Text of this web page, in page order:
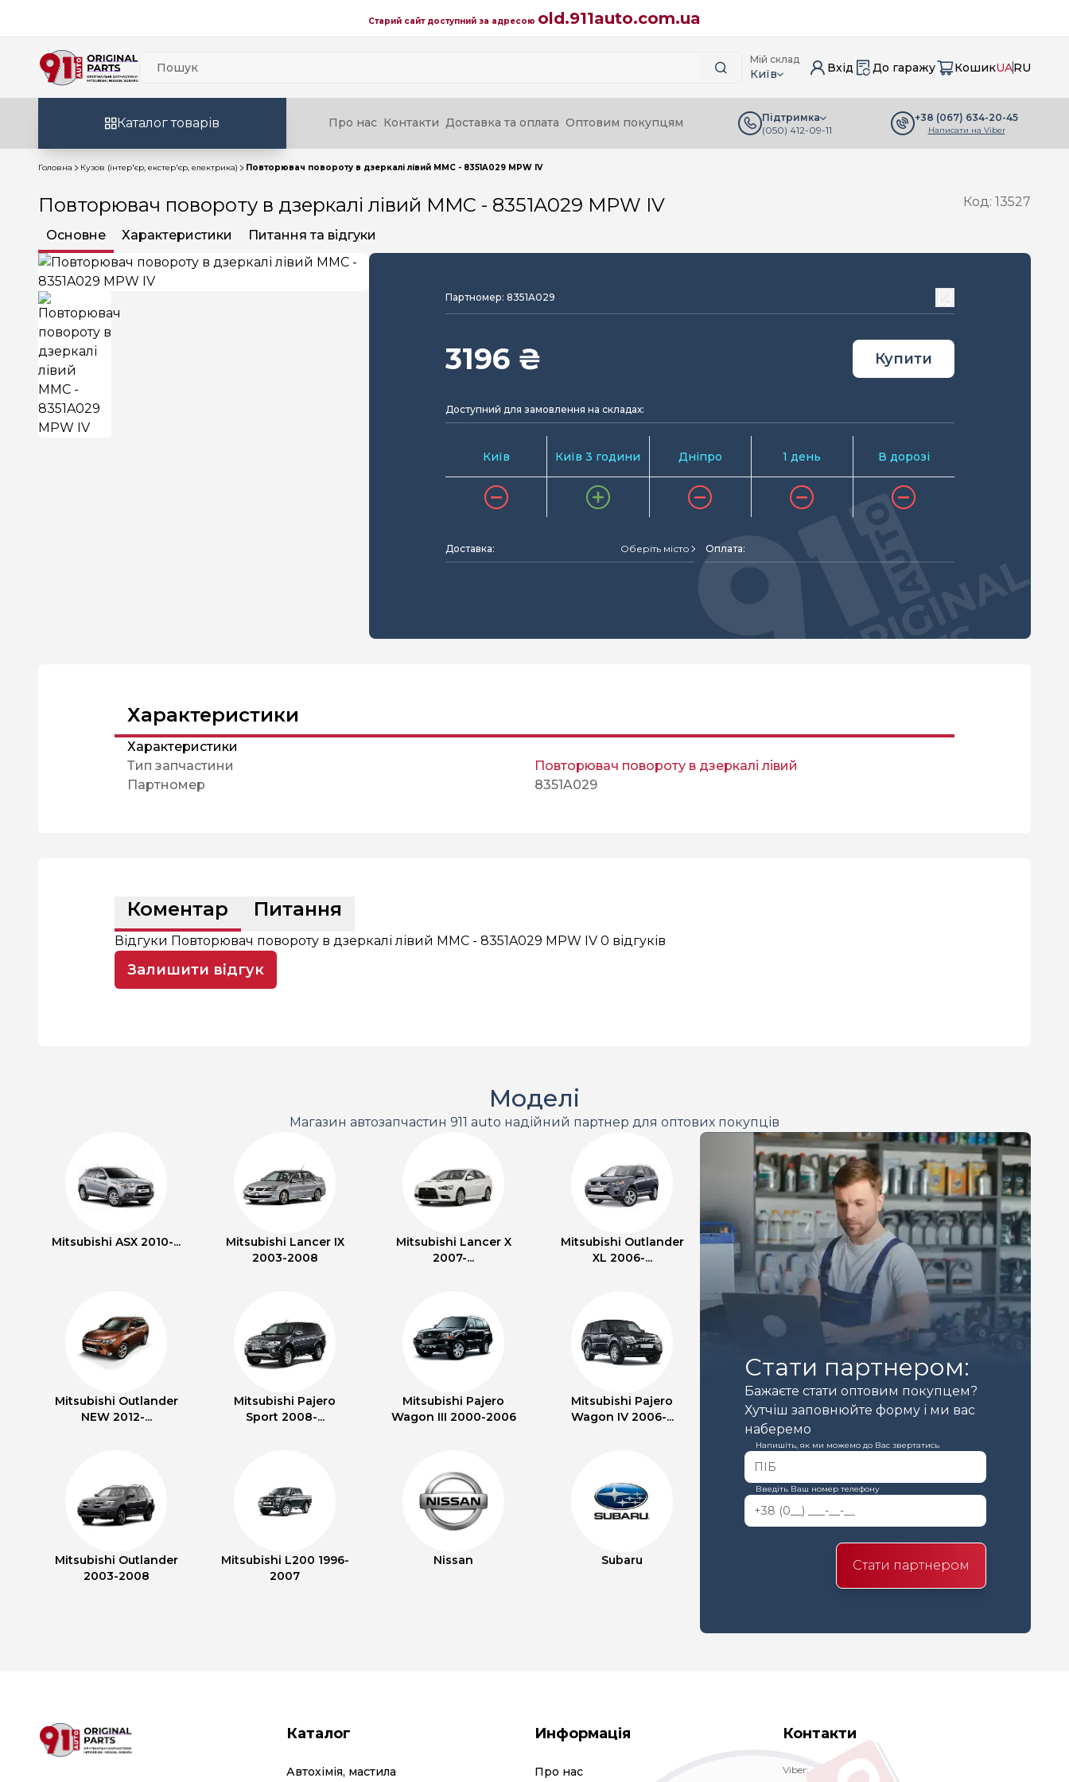
Старий сайт доступний за адресою old.911auto.com.ua
Мій склад
Київ Вхід До гаражу КошикUARU
Каталог товарів Про нас Контакти Доставка та оплата Оптовим покупцям
Підтримка
(050) 412-09-11
+38 (067) 634-20-45
Написати на Viber
Головна Кузов (інтер'єр, екстер'єр, електрика) Повторювач повороту в дзеркалі лівий MMC - 8351A029 MPW IV
Повторювач повороту в дзеркалі лівий MMC - 8351A029 MPW IV Код: 13527
Основне Характеристики Питання та відгуки
Партномер: 8351A029
3196 ₴ Купити
Доступний для замовлення на складах:
Київ Київ 3 години Дніпро 1 день В дорозі
Доставка: Оберіть місто Оплата:
Характеристики
Характеристики
Тип запчастини
Повторювач повороту в дзеркалі лівий
Партномер
8351A029
Коментар Питання
Відгуки Повторювач повороту в дзеркалі лівий MMC - 8351A029 MPW IV 0 відгуків
Залишити відгук
Моделі
Магазин автозапчастин 911 auto надійний партнер для оптових покупців
Mitsubishi ASX 2010-...
Mitsubishi Lancer IX
2003-2008
Mitsubishi Lancer X
2007-...
Mitsubishi Outlander
XL 2006-...
Mitsubishi Outlander
NEW 2012-...
Mitsubishi Pajero
Sport 2008-...
Mitsubishi Pajero
Wagon III 2000-2006
Mitsubishi Pajero
Wagon IV 2006-...
Mitsubishi Outlander
2003-2008
Mitsubishi L200 1996-
2007
Nissan Subaru
Стати партнером:
Бажаєте стати оптовим покупцем?
Хутчіш заповнюйте форму і ми вас
наберемо
Напишіть, як ми можемо до Вас звертатись
Введіть Ваш номер телефону
Стати партнером
Каталог
Автохімія, мастила
Информація
Про нас
Контакти
Viber: